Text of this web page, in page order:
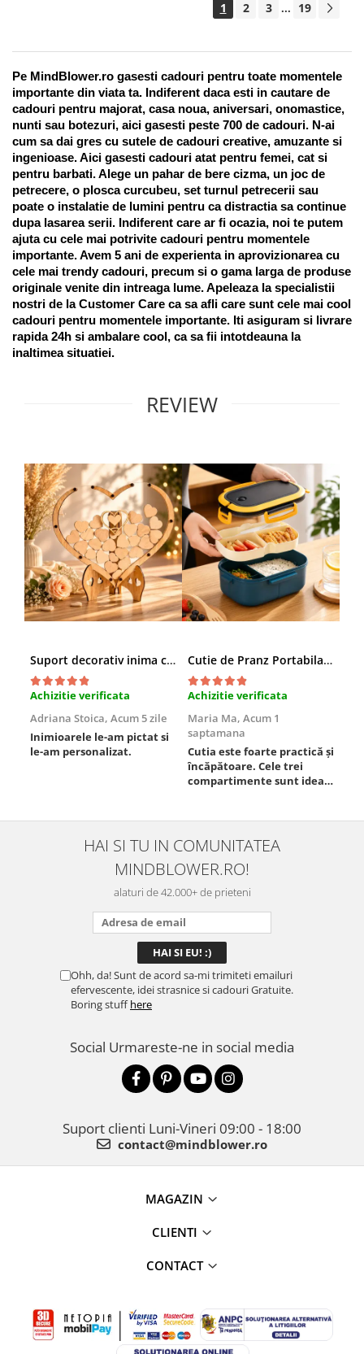
1 2 3 ... 19
Pe MindBlower.ro gasesti cadouri pentru toate momentele
importante din viata ta. Indiferent daca esti in cautare de
cadouri pentru majorat, casa noua, aniversari, onomastice,
nunti sau botezuri, aici gasesti peste 700 de cadouri. N-ai
cum sa dai gres cu sutele de cadouri creative, amuzante si
ingenioase. Aici gasesti cadouri atat pentru femei, cat si
pentru barbati. Alege un pahar de bere cizma, un joc de
petrecere, o plosca curcubeu, set turnul petrecerii sau
poate o instalatie de lumini pentru ca distractia sa continue
dupa lasarea serii. Indiferent care ar fi ocazia, noi te putem
ajuta cu cele mai potrivite cadouri pentru momentele
importante. Avem 5 ani de experienta in aprovizionarea cu
cele mai trendy cadouri, precum si o gama larga de produse
originale venite din intreaga lume. Apeleaza la specialistii
nostri de la Customer Care ca sa afli care sunt cele mai cool
cadouri pentru momentele importante. Iti asiguram si livrare
rapida 24h si ambalare cool, ca sa fii intotdeauna la
inaltimea situatiei.
REVIEW
Suport decorativ inima cu mesaje, Cadou cu suflet
Achizitie verificata
Adriana Stoica, Acum 5 zile
Inimioarele le-am pictat si
le-am personalizat.
Cutie de Pranz Portabila cu Compartimente
Achizitie verificata
Maria Ma, Acum 1
saptamana
Cutia este foarte practică și
încăpătoare. Cele trei
compartimente sunt ideale
este sigură, fără scurgeri. O
folosesc aproape zilnic la
serviciu și sunt foarte
mulțumită.
HAI SI TU IN COMUNITATEA
MINDBLOWER.RO!
alaturi de 42.000+ de prieteni
Ohh, da! Sunt de acord sa-mi trimiteti emailuri
efervescente, idei strasnice si cadouri Gratuite.
Boring stuffhere
Social Urmareste-ne in social media
Suport clienti Luni-Vineri 09:00 - 18:00
contact@mindblower.ro
MAGAZIN
CLIENTI
CONTACT